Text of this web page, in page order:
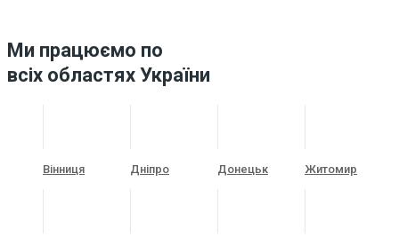
Ми працюємо по
всіх областях України
Вінниця Дніпро Донецьк Житомир